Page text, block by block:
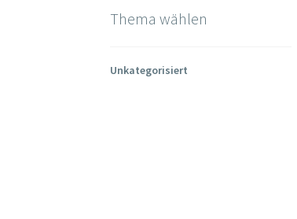
Thema wählen
Unkategorisiert